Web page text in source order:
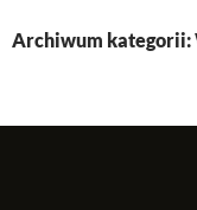
Archiwum kategorii: